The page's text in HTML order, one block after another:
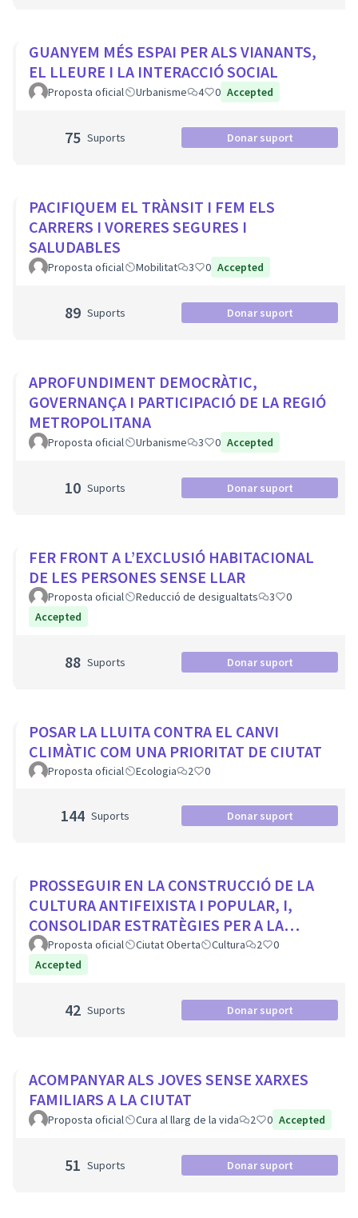
GUANYEM MÉS ESPAI PER ALS VIANANTS,
EL LLEURE I LA INTERACCIÓ SOCIAL
Proposta oficial Urbanisme 4 0 Accepted
75 Suports Donar suport
PACIFIQUEM EL TRÀNSIT I FEM ELS
CARRERS I VORERES SEGURES I
SALUDABLES
Proposta oficial Mobilitat 3 0 Accepted
89 Suports Donar suport
APROFUNDIMENT DEMOCRÀTIC,
GOVERNANÇA I PARTICIPACIÓ DE LA REGIÓ
METROPOLITANA
Proposta oficial Urbanisme 3 0 Accepted
10 Suports Donar suport
FER FRONT A L’EXCLUSIÓ HABITACIONAL
DE LES PERSONES SENSE LLAR
Proposta oficial Reducció de desigualtats 3
0
Accepted
88 Suports Donar suport
POSAR LA LLUITA CONTRA EL CANVI
CLIMÀTIC COM UNA PRIORITAT DE CIUTAT
Proposta oficial Ecologia 2 0
144 Suports Donar suport
PROSSEGUIR EN LA CONSTRUCCIÓ DE LA
CULTURA ANTIFEIXISTA I POPULAR, I,
CONSOLIDAR ESTRATÈGIES PER A LA
VISIBILITZACIÓ DE LA MEMÒRIA
DEMOCRÀTICA CIUTADA
Proposta oficial Ciutat Oberta Cultura 2
0
Accepted
42 Suports Donar suport
ACOMPANYAR ALS JOVES SENSE XARXES
FAMILIARS A LA CIUTAT
Proposta oficial Cura al llarg de la vida 2 0 Accepted
51 Suports Donar suport